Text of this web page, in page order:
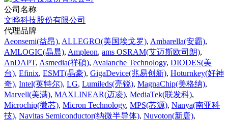
公司名称
文晔科技股份有限公司
代理品牌
Aeonsemi(益昂), ALLEGRO(美国埃戈罗), Ambarella(安霸),
AMLOGIC(晶晨), Ampleon, ams OSRAM(艾迈斯欧司朗),
AnDAPT, Asmedia(祥碩), Avalanche Technology, DIODES(美
台), Efinix, ESMT(晶豪), GigaDevice(兆易创新), Hoturnkey(好神
奇), Intel(英特尔), LG, Lumileds(亮锐), MagnaChip(美格纳),
Marvell(美满), MAXLINEAR(迈凌), MediaTek(联发科),
Microchip(微芯), Micron Technology, MPS(芯源), Nanya(南亚科
技), Navitas Semiconductor(纳微半导体), Nuvoton(新唐),